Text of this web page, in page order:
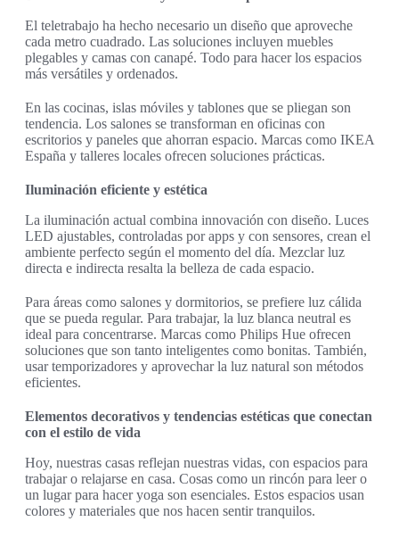
El teletrabajo ha hecho necesario un diseño que aproveche
cada metro cuadrado. Las soluciones incluyen muebles
plegables y camas con canapé. Todo para hacer los espacios
más versátiles y ordenados.
En las cocinas, islas móviles y tablones que se pliegan son
tendencia. Los salones se transforman en oficinas con
escritorios y paneles que ahorran espacio. Marcas como IKEA
España y talleres locales ofrecen soluciones prácticas.
Iluminación eficiente y estética
La iluminación actual combina innovación con diseño. Luces
LED ajustables, controladas por apps y con sensores, crean el
ambiente perfecto según el momento del día. Mezclar luz
directa e indirecta resalta la belleza de cada espacio.
Para áreas como salones y dormitorios, se prefiere luz cálida
que se pueda regular. Para trabajar, la luz blanca neutral es
ideal para concentrarse. Marcas como Philips Hue ofrecen
soluciones que son tanto inteligentes como bonitas. También,
usar temporizadores y aprovechar la luz natural son métodos
eficientes.
Elementos decorativos y tendencias estéticas que conectan
con el estilo de vida
Hoy, nuestras casas reflejan nuestras vidas, con espacios para
trabajar o relajarse en casa. Cosas como un rincón para leer o
un lugar para hacer yoga son esenciales. Estos espacios usan
colores y materiales que nos hacen sentir tranquilos.